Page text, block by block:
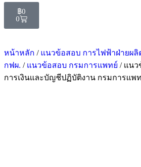
฿0
0
หน้าหลัก / แนวข้อสอบ การไฟฟ้าฝ่ายผลิ
กฟผ. / แนวข้อสอบ กรมการแพทย์ / แนว
การเงินและบัญชีปฏิบัติงาน กรมการแพ